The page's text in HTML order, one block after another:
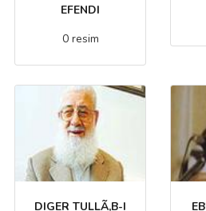
EFENDI
0 resim
DIGER TULLÃ‚B-I